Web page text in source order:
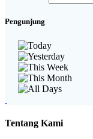
Pengunjung
Tentang Kami